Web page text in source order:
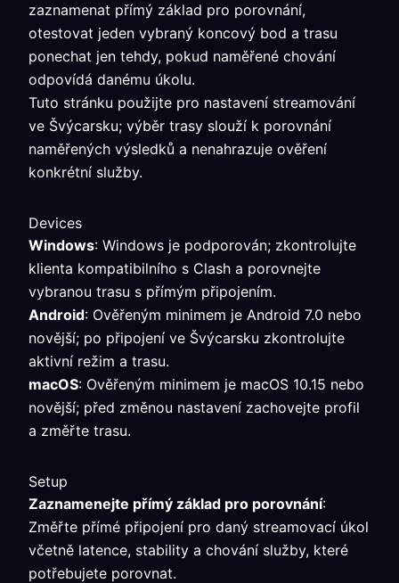
zaznamenat přímý základ pro porovnání,
otestovat jeden vybraný koncový bod a trasu
ponechat jen tehdy, pokud naměřené chování
odpovídá danému úkolu.
Tuto stránku použijte pro nastavení streamování
ve Švýcarsku; výběr trasy slouží k porovnání
naměřených výsledků a nenahrazuje ověření
konkrétní služby.
Devices
Windows: Windows je podporován; zkontrolujte
klienta kompatibilního s Clash a porovnejte
vybranou trasu s přímým připojením.
Android: Ověřeným minimem je Android 7.0 nebo
novější; po připojení ve Švýcarsku zkontrolujte
aktivní režim a trasu.
macOS: Ověřeným minimem je macOS 10.15 nebo
novější; před změnou nastavení zachovejte profil
a změřte trasu.
Setup
Zaznamenejte přímý základ pro porovnání:
Změřte přímé připojení pro daný streamovací úkol
včetně latence, stability a chování služby, které
potřebujete porovnat.